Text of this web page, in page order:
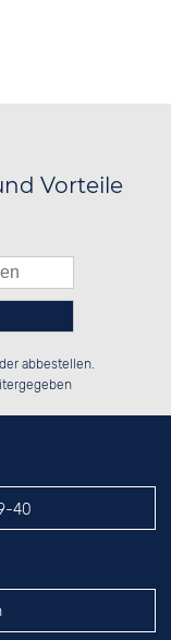
Vorteile
die Zahl in
Feld ein.
abbestellen.
40